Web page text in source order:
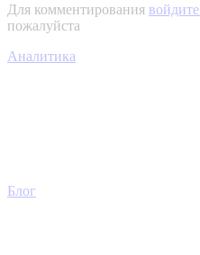
Для комментирования войдите
пожалуйста
Аналитика
Блог